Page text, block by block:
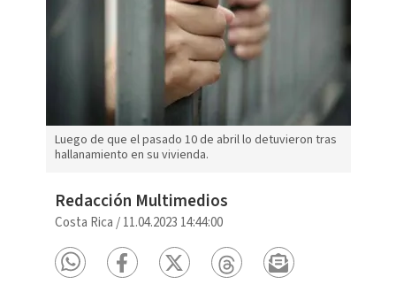
Luego de que el pasado 10 de abril lo detuvieron tras
hallanamiento en su vivienda.
Redacción Multimedios
Costa Rica /11.04.2023 14:44:00